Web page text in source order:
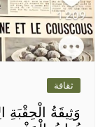
ثقافة